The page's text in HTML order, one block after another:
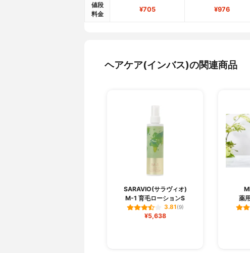
値段
料金
¥705 ¥976
ヘアケア(インバス)の関連商品
SARAVIO(サラヴィオ)
M-1 育毛ローションS
3.81(9)
¥5,638
薬